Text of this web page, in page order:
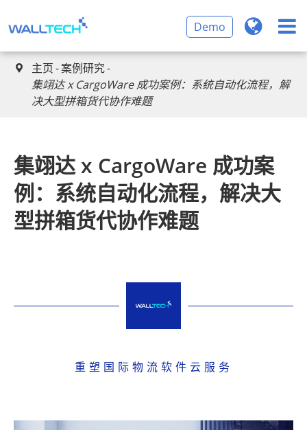
Demo
 主页 案例研究
集翊达 x CargoWare 成功案例：系统自动化流程，解
决大型拼箱货代协作难题
集翊达 x CargoWare 成功案
例：系统自动化流程，解决大
型拼箱货代协作难题
重塑国际物流软件云服务